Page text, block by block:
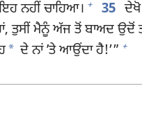
ਨਹੀਂ ਚਾਹਿਆ। + 35
ਤੁਸੀਂ ਮੈਨੂੰ ਅੱਜ ਤੋਂ ਬਾਅਦ
* ਦੇ ਨਾਂ ʼਤੇ ਆਉਂਦਾ ਹੈ!’” +